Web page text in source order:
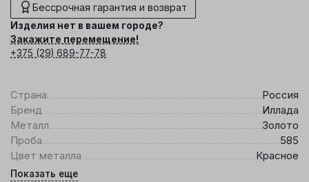
Бессрочная гарантия и возврат
Изделия нет в вашем городе?
Закажите перемещение!
+375 (29) 689-77-78
Страна
Россия
Бренд
Иллада
Металл
Золото
Проба
585
Цвет металла
Красное
Показать еще